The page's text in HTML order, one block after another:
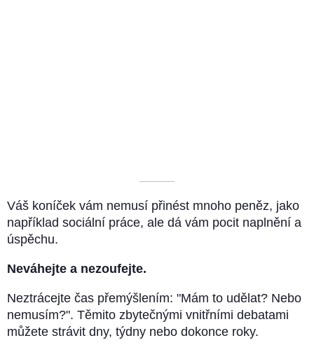
––––––––––
Váš koníček vám nemusí přinést mnoho peněz, jako
například sociální práce, ale dá vám pocit naplnění a
úspěchu.
Neváhejte a nezoufejte.
Neztrácejte čas přemýšlením: "Mám to udělat? Nebo
nemusím?". Těmito zbytečnými vnitřními debatami
můžete strávit dny, týdny nebo dokonce roky.